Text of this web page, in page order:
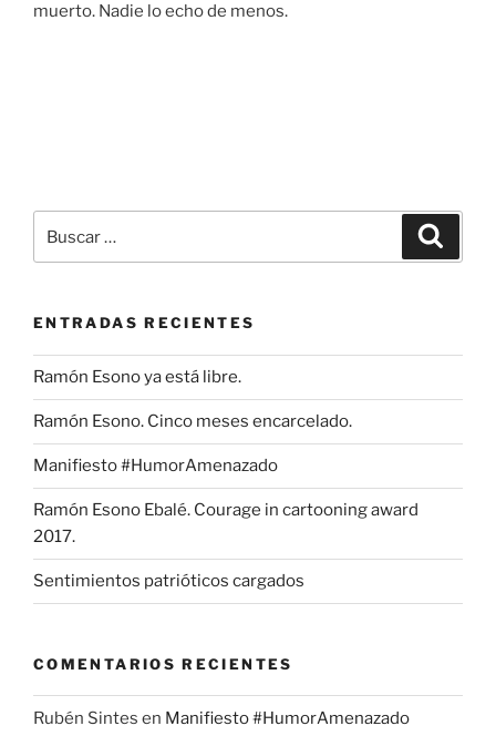
muerto. Nadie lo echo de menos.
por:
ENTRADAS RECIENTES
Ramón Esono ya está libre.
Ramón Esono. Cinco meses encarcelado.
Manifiesto #HumorAmenazado
Ramón Esono Ebalé. Courage in cartooning award
2017.
Sentimientos patrióticos cargados
COMENTARIOS RECIENTES
Rubén Sintes en Manifiesto #HumorAmenazado